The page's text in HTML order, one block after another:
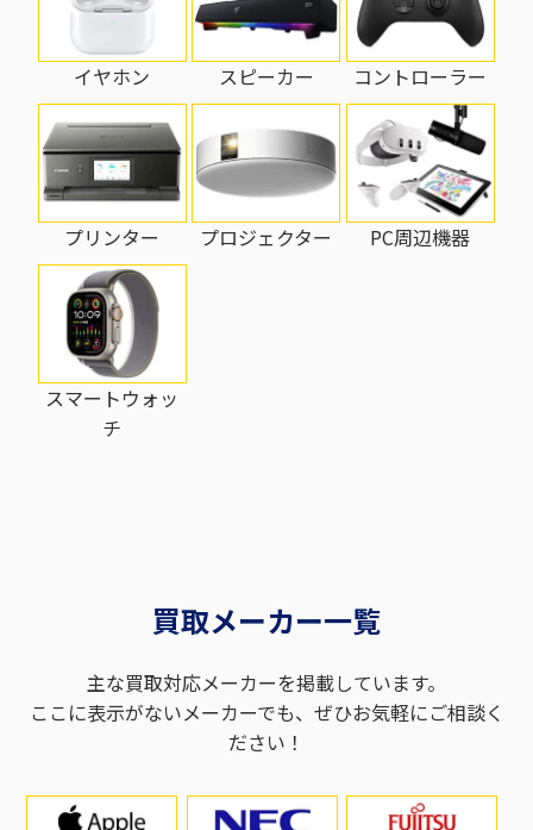
イヤホン スピーカー コントローラー
プリンター プロジェクター PC周辺機器
スマートウォッ
チ
買取メーカー一覧
主な買取対応メーカーを掲載しています。
ここに表示がないメーカーでも、ぜひお気軽にご相談く
ださい！